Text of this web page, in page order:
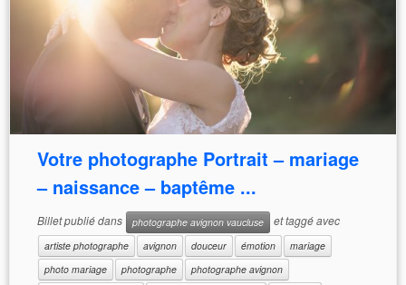
Votre photographe Portrait – mariage
– naissance – baptême ...
Billet publié dans photographe avignon vaucluse et taggé avec
artiste photographe avignon douceur émotion
mariage
photo mariage
photographe
photographe avignon